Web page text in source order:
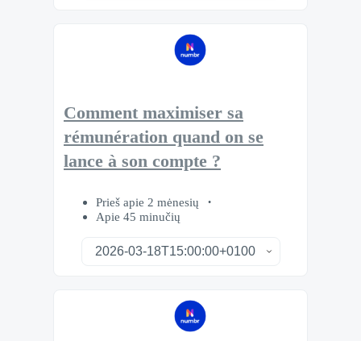
Comment maximiser sa
rémunération quand on se
lance à son compte ?
Prieš apie 2 mėnesių
Apie 45 minučių